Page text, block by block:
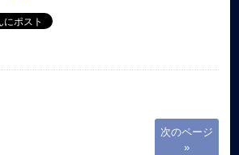
次のページ
»